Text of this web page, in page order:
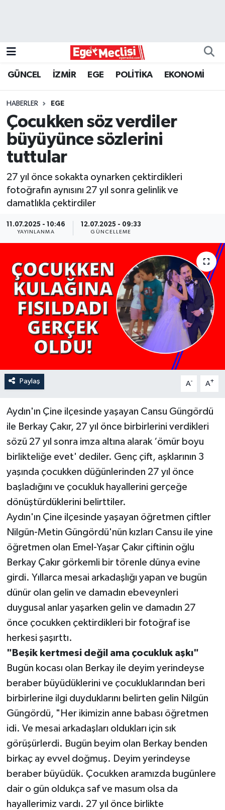
GÜNCEL İZMİR EGE POLİTİKA EKONOMİ
HABERLER EGE
Çocukken söz verdiler
büyüyünce sözlerini
tuttular
27 yıl önce sokakta oynarken çektirdikleri
fotoğrafın aynısını 27 yıl sonra gelinlik ve
damatlıkla çektirdiler
11.07.2025 - 10:46
YAYINLANMA
12.07.2025 - 09:33
GÜNCELLEME
Paylaş A- A+
Aydın'ın Çine ilçesinde yaşayan Cansu Güngördü
ile Berkay Çakır, 27 yıl önce birbirlerini verdikleri
sözü 27 yıl sonra imza altına alarak ‘ömür boyu
birlikteliğe evet' dediler. Genç çift, aşklarının 3
yaşında çocukken düğünlerinden 27 yıl önce
başladığını ve çocukluk hayallerini gerçeğe
dönüştürdüklerini belirttiler.
Aydın'ın Çine ilçesinde yaşayan öğretmen çiftler
Nilgün-Metin Güngördü'nün kızları Cansu ile yine
öğretmen olan Emel-Yaşar Çakır çiftinin oğlu
Berkay Çakır görkemli bir törenle dünya evine
girdi. Yıllarca mesai arkadaşlığı yapan ve bugün
dünür olan gelin ve damadın ebeveynleri
duygusal anlar yaşarken gelin ve damadın 27
önce çocukken çektirdikleri bir fotoğraf ise
herkesi şaşırttı.
"Beşik kertmesi değil ama çocukluk aşkı"
Bugün kocası olan Berkay ile deyim yerindeyse
beraber büyüdüklerini ve çocukluklarından beri
birbirlerine ilgi duyduklarını belirten gelin Nilgün
Güngördü, "Her ikimizin anne babası öğretmen
idi. Ve mesai arkadaşları oldukları için sık
görüşürlerdi. Bugün beyim olan Berkay benden
birkaç ay evvel doğmuş. Deyim yerindeyse
beraber büyüdük. Çocukken aramızda bugünlere
dair o gün oldukça saf ve masum olsa da
hayallerimiz vardı. 27 yıl önce birlikte
GÜNCEL
İZMİR
ÖZEL HABER
Programlar
YAŞAM